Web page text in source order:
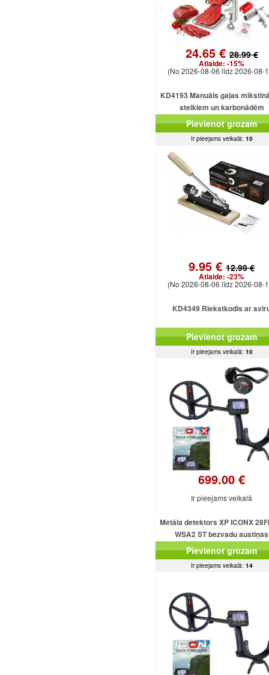
24.65 €28.99 €
Atlaide: -15%
(No 2026-08-06 līdz 2026-08-
KD4193 Manuāls gaļas
steikiem un karbonādēm
Pievienot grozam
Ir pieejams veikalā: 10
9.95 € 12.99 €
Atlaide: -23%
(No 2026-08-06 līdz 2026-08-
KD4349 Riekstkodis ar
Pievienot grozam
Ir pieejams veikalā: 10
699.00 €
Ir pieejams veikalā
Metāla detektors XP ICONX
WSA2 ST bezvadu austiņas
Pievienot grozam
Ir pieejams veikalā: 14